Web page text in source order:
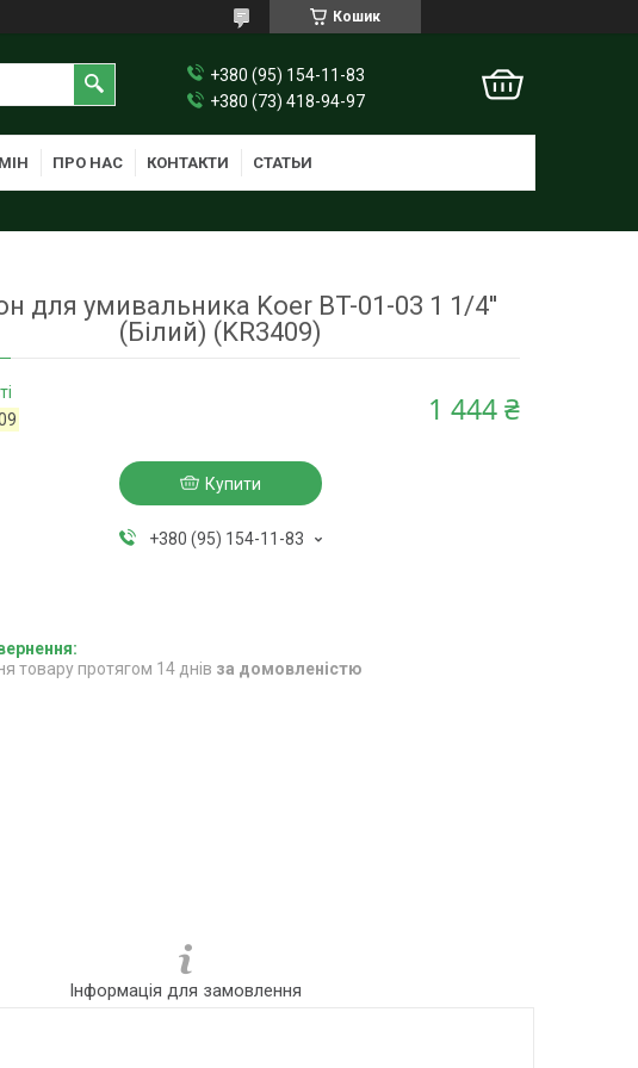
Кошик
+380 (95) 154-11-83
+380 (73) 418-94-97
ПРО НАС КОНТАКТИ СТАТЬИ
для умивальника Koer BT-01-03 1 1/4''
(Білий) (KR3409)
1 444 ₴
Купити
+380 (95) 154-11-83
товару протягом 14 днів за домовленістю
Інформація для замовлення